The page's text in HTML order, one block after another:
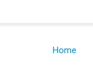
Main
Home